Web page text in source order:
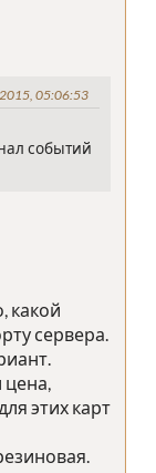
05:06:53
событий
какой
сервера.
цена,
этих карт